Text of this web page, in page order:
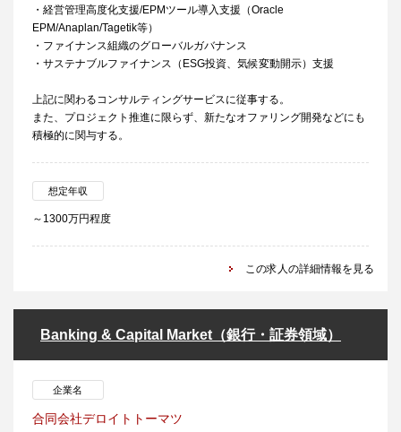
・経営管理高度化支援/EPMツール導入支援（Oracle
EPM/Anaplan/Tagetik等）
・ファイナンス組織のグローバルガバナンス
・サステナブルファイナンス（ESG投資、気候変動開示）支援
上記に関わるコンサルティングサービスに従事する。
また、プロジェクト推進に限らず、新たなオファリング開発などにも
積極的に関与する。
想定年収
～1300万円程度
この求人の詳細情報を見る
Banking & Capital Market（銀行・証券領域）
企業名
合同会社デロイトトーマツ